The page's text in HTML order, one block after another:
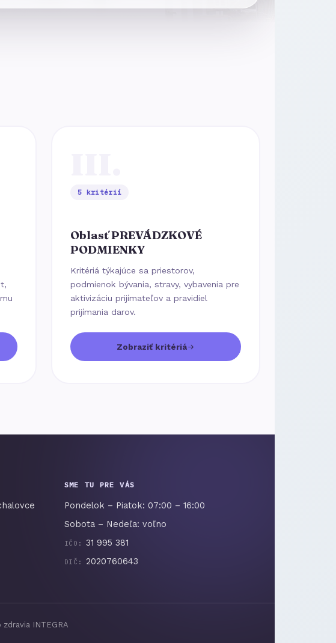
5 kritérií
Oblasť PREVÁDZKOVÉ
PODMIENKY
Kritériá týkajúce sa priestorov,
podmienok bývania, stravy, vybavenia pre
aktivizáciu prijímateľov a pravidiel
prijímania darov.
Zobraziť kritériá
SME TU PRE VÁS
Pondelok – Piatok: 07:00 – 16:00
Sobota – Nedeľa: voľno
IČO: 31 995 381
DIČ: 2020760643
INTEGRA